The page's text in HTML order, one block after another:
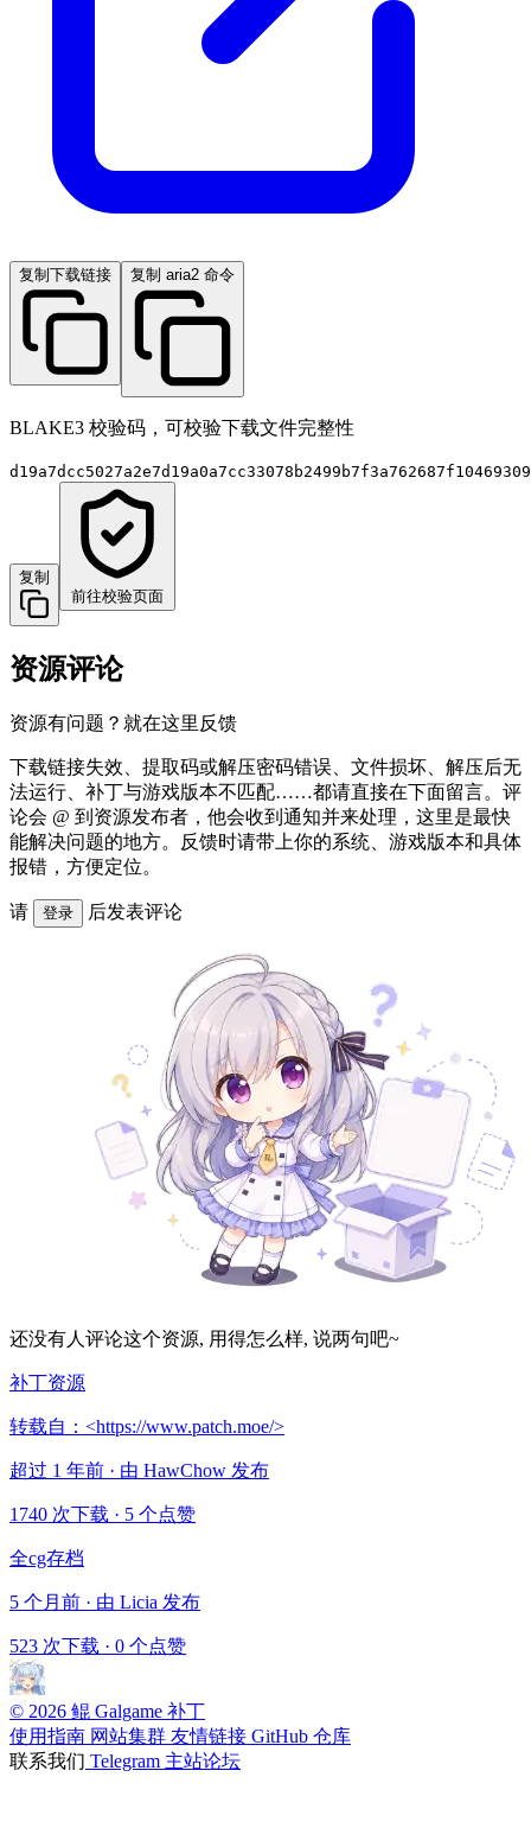
复制下载链接 复制 aria2 命令
BLAKE3 校验码，可校验下载文件完整性
复制
前往校验页面
资源评论
资源有问题？就在这里反馈
下载链接失效、提取码或解压密码错误、文件损坏、解压后无
法运行、补丁与游戏版本不匹配……都请直接在下面留言。评
论会 @ 到资源发布者，他会收到通知并来处理，这里是最快
能解决问题的地方。反馈时请带上你的系统、游戏版本和具体
报错，方便定位。
请 登录 后发表评论
还没有人评论这个资源, 用得怎么样, 说两句吧~
补丁资源
转载自：<https://www.patch.moe/>
超过 1 年前 · 由 HawChow 发布
1740 次下载 · 5 个点赞
全cg存档
5 个月前 · 由 Licia 发布
523 次下载 · 0 个点赞
© 2026 鲲 Galgame 补丁
使用指南 网站集群 友情链接 GitHub 仓库
联系我们 Telegram 主站论坛